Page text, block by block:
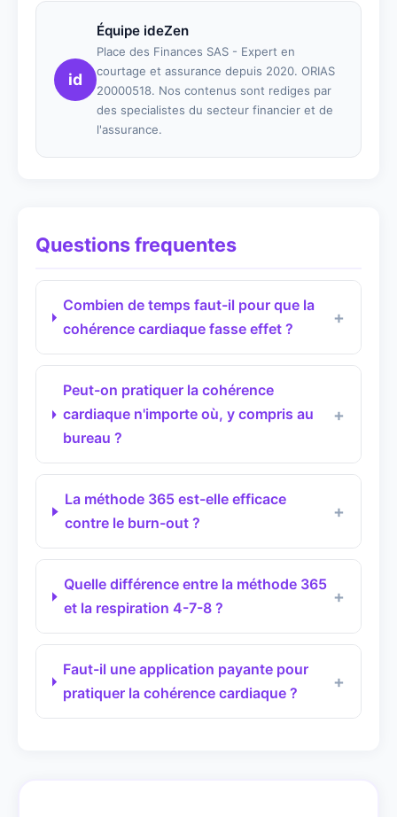
id
Équipe ideZen
Place des Finances SAS - Expert en
courtage et assurance depuis 2020. ORIAS
20000518. Nos contenus sont rediges par
des specialistes du secteur financier et de
l'assurance.
Questions frequentes
Combien de temps faut-il pour que la
cohérence cardiaque fasse effet ?
Peut-on pratiquer la cohérence
cardiaque n'importe où, y compris au
bureau ?
La méthode 365 est-elle efficace
contre le burn-out ?
Quelle différence entre la méthode 365
et la respiration 4-7-8 ?
Faut-il une application payante pour
pratiquer la cohérence cardiaque ?